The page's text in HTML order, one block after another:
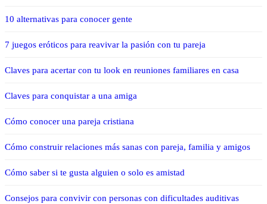
10 alternativas para conocer gente
7 juegos eróticos para reavivar la pasión con tu pareja
Claves para acertar con tu look en reuniones familiares en casa
Claves para conquistar a una amiga
Cómo conocer una pareja cristiana
Cómo construir relaciones más sanas con pareja, familia y amigos
Cómo saber si te gusta alguien o solo es amistad
Consejos para convivir con personas con dificultades auditivas